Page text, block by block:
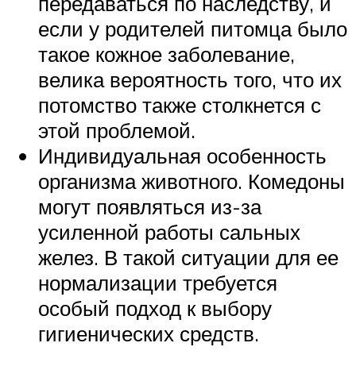
если у родителей питомца было
такое кожное заболевание,
велика вероятность того, что их
потомство также столкнется с
этой проблемой.
Индивидуальная особенность
организма животного. Комедоны
могут появляться из-за
усиленной работы сальных
желез. В такой ситуации для ее
нормализации требуется
особый подход к выбору
гигиенических средств.